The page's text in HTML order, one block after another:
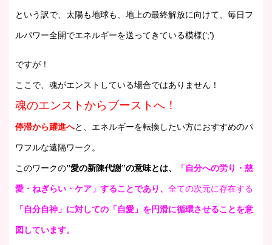
という訳で、太陽も地球も、地上の最終解放に向けて、毎日フ
ルパワー全開でエネルギーを送ってきている模様(‘;’)
ですが！
ここで、魂がエンストしている場合ではありません！
魂のエンストからブーストへ！
停滞から躍進へと、エネルギーを転換したい方におすすめのパ
ワフルな遠隔ワーク。
このワークの”愛の新陳代謝”の意味とは、 「自分への労り・慈
愛・ねぎらい・ケア」することであり、 全ての次元に存在する
「自分自神」に対しての「自愛」を円滑に循環させることを意
図しています。